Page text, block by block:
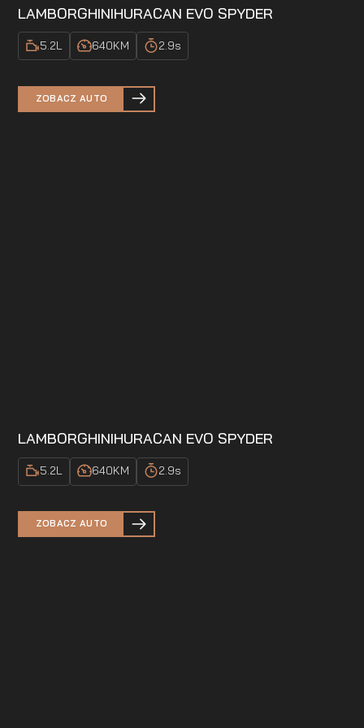
LAMBORGHINIHURACAN EVO SPYDER
5.2L 640KM 2.9s
ZOBACZ AUTO
LAMBORGHINIHURACAN EVO SPYDER
5.2L 640KM 2.9s
ZOBACZ AUTO